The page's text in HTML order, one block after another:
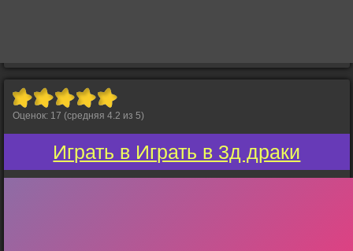
Оценок: 17 (средняя 4.2 из 5)
Играть в Играть в 3д драки